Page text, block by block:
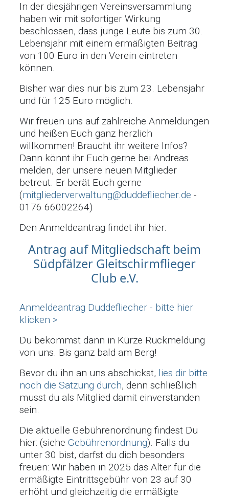
In der diesjährigen Vereinsversammlung
haben wir mit sofortiger Wirkung
beschlossen, dass junge Leute bis zum 30.
Lebensjahr mit einem ermäßigten Beitrag
von 100 Euro in den Verein eintreten
können.
Bisher war dies nur bis zum 23. Lebensjahr
und für 125 Euro möglich.
Wir freuen uns auf zahlreiche Anmeldungen
und heißen Euch ganz herzlich
willkommen! Braucht ihr weitere Infos?
Dann könnt ihr Euch gerne bei Andreas
melden, der unsere neuen Mitglieder
betreut. Er berät Euch gerne
(mitgliederverwaltung@duddefliecher.de -
0176 66002264)
Den Anmeldeantrag findet ihr hier:
Antrag auf Mitgliedschaft beim
Südpfälzer Gleitschirmflieger
Club e.V.
Anmeldeantrag Duddefliecher - bitte hier
klicken >
Du bekommst dann in Kürze Rückmeldung
von uns. Bis ganz bald am Berg!
Bevor du ihn an uns abschickst, lies dir bitte
noch die Satzung durch, denn schließlich
musst du als Mitglied damit einverstanden
sein.
Die aktuelle Gebührenordnung findest Du
hier: (sieheGebührenordnung). Falls du
unter 30 bist, darfst du dich besonders
freuen: Wir haben in 2025 das Alter für die
ermäßigte Eintrittsgebühr von 23 auf 30
erhöht und gleichzeitig die ermäßigte